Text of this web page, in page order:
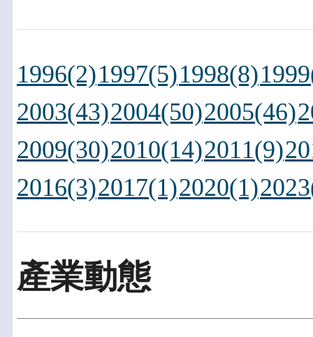
1996(2)1997(5)1998(8)
2003(43)2004(50)2005(46)
2009(30)2010(14)2011(9)
2016(3)2017(1)2020(1)
產業動態